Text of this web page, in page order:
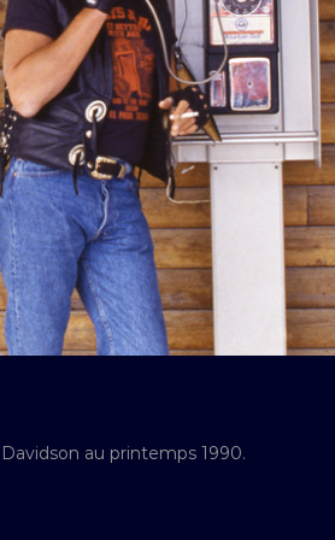
au printemps 1990.